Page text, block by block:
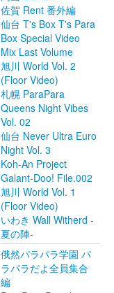
佐賀 Rent 番外編
仙台 T's Box T's Para
Box Special Video
Mix Last Volume
旭川 World Vol. 2
(Floor Video)
札幌 ParaPara
Queens Night Vibes
Vol. 02
仙台 Never Ultra Euro
Night Vol. 3
Koh-An Project
Galant-Doo! File.002
旭川 World Vol. 1
(Floor Video)
いわき Wall Witherd -
夏の陣-
俄然パラパラ学園 パ
ラパラだよ全員集合
編